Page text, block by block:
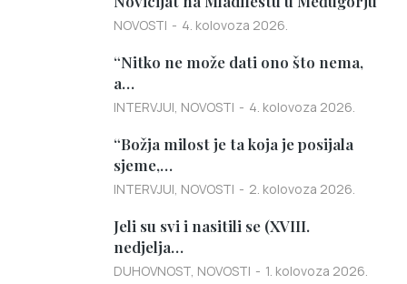
NOVOSTI 4. kolovoza 2026.
“Nitko ne može dati ono što nema,
a…
INTERVJUI, NOVOSTI 4. kolovoza 2026.
“Božja milost je ta koja je posijala
sjeme,…
INTERVJUI, NOVOSTI 2. kolovoza 2026.
Jeli su svi i nasitili se (XVIII.
nedjelja…
DUHOVNOST, NOVOSTI 1. kolovoza 2026.